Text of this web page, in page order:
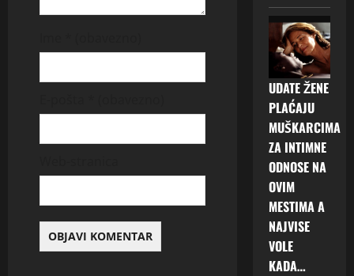
UDATE ŽENE
PLAĆAJU
MUŠKARCIMA
ZA INTIMNE
ODNOSE NA
OVIM
MESTIMA A
NAJVISE
VOLE
KADA…